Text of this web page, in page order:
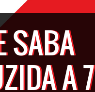
SABA
A 7